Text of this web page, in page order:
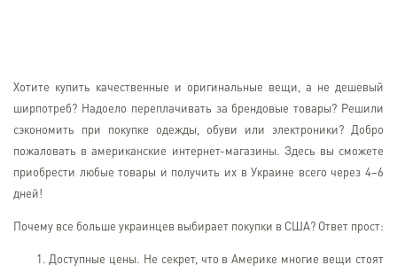
Хотите купить качественные и оригинальные вещи, а не дешевый
ширпотреб? Надоело переплачивать за брендовые товары? Решили
сэкономить при покупке одежды, обуви или электроники? Добро
пожаловать в американские интернет-магазины. Здесь вы сможете
приобрести любые товары и получить их в Украине всего через 4–6
дней!
Почему все больше украинцев выбирает покупки в США? Ответ прост:
Доступные цены. Не секрет, что в Америке многие вещи стоят